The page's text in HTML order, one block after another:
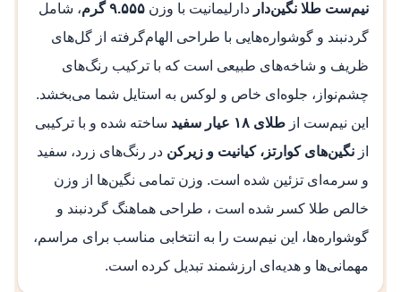
نیم‌ست طلا نگین‌دار دارلیمانیت با وزن ۹.۵۵۵ گرم
، شامل
گردنبند و گوشواره‌هایی با طراحی الهام‌گرفته از گل‌های
ظریف و شاخه‌های طبیعی است که با ترکیب رنگ‌های
چشم‌نواز، جلوه‌ای خاص و لوکس به استایل شما می‌بخشد.
این نیم‌ست از طلای ۱۸ عیار سفید
ساخته شده و با ترکیبی
از نگین‌های کوارتز، کیانیت و زیرکن در رنگ‌های زرد، سفید
و سرمه‌ای تزئین شده است. وزن تمامی نگین‌ها از وزن
خالص طلا کسر شده است ، طراحی هماهنگ گردنبند و
گوشواره‌ها، این نیم‌ست را به انتخابی مناسب برای مراسم،
مهمانی‌ها و هدیه‌ای ارزشمند تبدیل کرده است.